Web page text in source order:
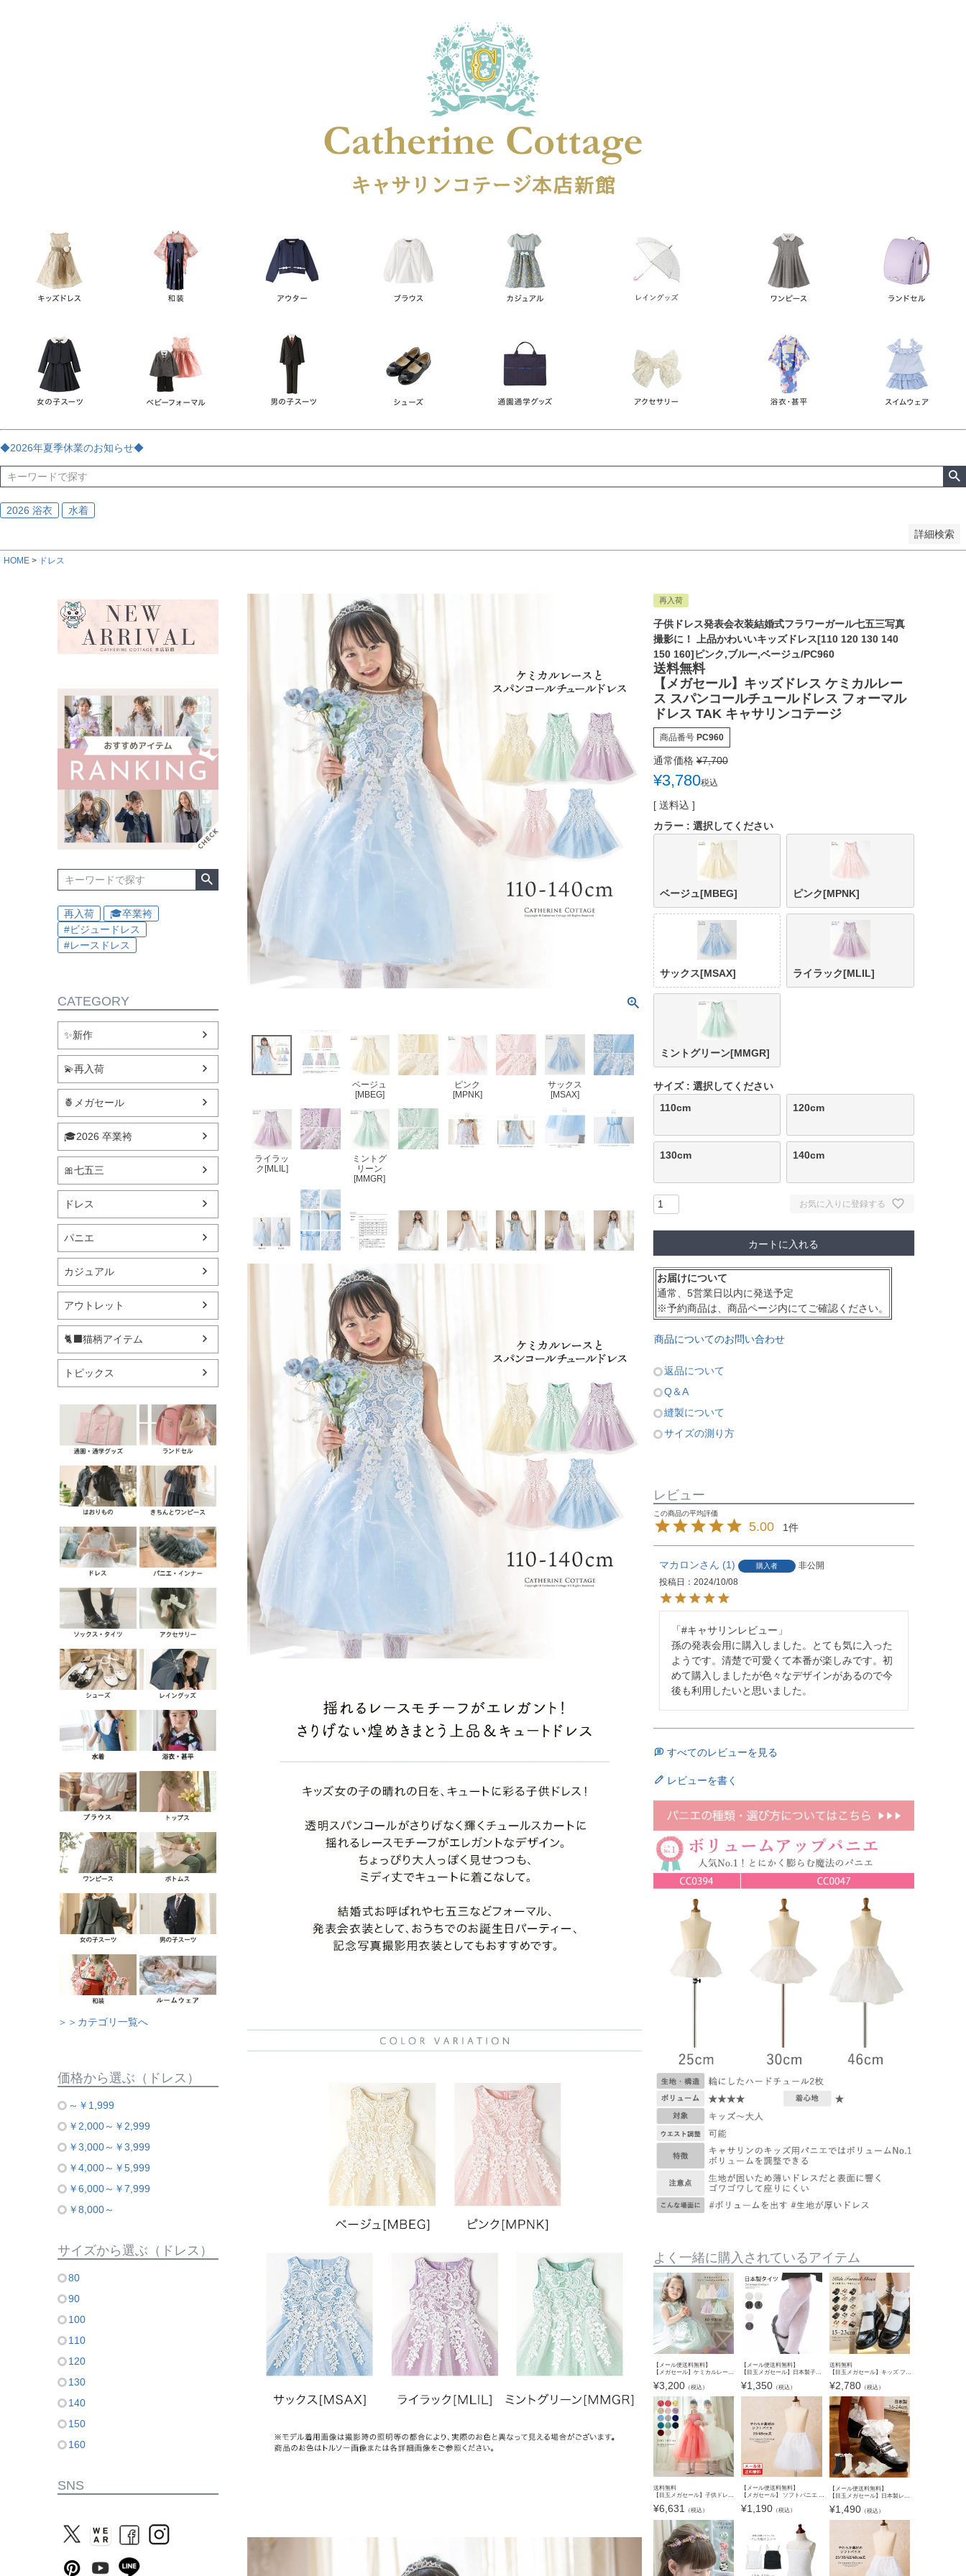
◆2026年夏季休業のお知らせ◆
2026 浴衣 水着
詳細検索
女の子スーツ
男の子スーツ
袖の長さ
ノースリーブ
長袖
サイズ
指定なし
90 95 130 160
165
170
ブラック
ゴールド
在庫なし商品
在庫なし商品を表示しない
商品番号
並び順
新着順
価格が安い順 価格が高い順 優先度順
レビュー順
キーワードヒット順
HOME ドレス
再入荷
🎓卒業袴
#ビジュードレス
#レースドレス
CATEGORY
✨新作
💫再入荷
🍍メガセール
🎓2026 卒業袴
🎀七五三
ドレス
パニエ
カジュアル
アウトレット
🐈‍⬛猫柄アイテム
トピックス
＞＞カテゴリ一覧へ
価格から選ぶ（ドレス）
～￥1,999
￥2,000～￥2,999
￥3,000～￥3,999
￥4,000～￥5,999
￥6,000～￥7,999
￥8,000～
サイズから選ぶ（ドレス）
80
90
100
110
120
130
140
150
160
SNS
ベージュ
[MBEG]
ピンク
[MPNK]
サックス
[MSAX]
ライラッ
ク[MLIL]
ミントグ
リーン
[MMGR]
再入荷
子供ドレス発表会衣装結婚式フラワーガール七五三写真
撮影に！ 上品かわいいキッズドレス[110 120 130 140
150 160]ピンク,ブルー,ベージュ/PC960
送料無料
【メガセール】キッズドレス ケミカルレー
ス スパンコールチュールドレス フォーマル
ドレス TAK キャサリンコテージ
商品番号 PC960
通常価格 ¥7,700
¥3,780税込
送料込
カラー
選択してください
ベージュ[MBEG] ピンク[MPNK]
サックス[MSAX] ライラック[MLIL]
ミントグリーン[MMGR]
サイズ
選択してください
110cm
120cm
130cm 140cm
お気に入りに登録する
カートに入れる
お届けについて
通常、5営業日以内に発送予定
※予約商品は、商品ページ内にてご確認ください。
商品についてのお問い合わせ
返品について
Q＆A
縫製について
サイズの測り方
レビュー
5.00 1
マカロン 1 購入者
非公開
投稿日
2024/10/08
「#キャサリンレビュー」
孫の発表会用に購入しました。とても気に入った
ようです。清楚で可愛くて本番が楽しみです。初
めて購入しましたが色々なデザインがあるので今
後も利用したいと思いました。
すべてのレビューを見る
レビューを書く
よく一緒に購入されているアイテム
【メール便送料無料】
【メガセール】ケミカルレースベビードレス ベビードレス 女の子 ギフト お誕生日 女の子フォーマル チュール 結婚式 YUP12《メール便優先商品》キャサリンコテージ
¥3,200（税込）
【メール便送料無料】
【目玉メガセール】日本製子供用タイツ《メール便優先商品》 YUP6
¥1,350 （税込）
送料無料
【目玉メガセール】キッズ フォーマルシューズ 子供靴 フォーマルシューズ 女の子 ワンストラップ かかとクッション入りで靴擦れしにくい キッズ 入学式 卒業式 TAK ドレスシューズ
¥2,780（税込）
送料無料
【目玉メガセール】子供ドレス ゴージャスなスパンコールレース＆チュールの女の子ドレス 結婚式や発表会に輝く華やかな装いを TAK
¥6,631 （税込）
【メール便送料無料】
【メガセール】 ソフトパニエ 子供ドレス用インナー ペチコート 36cm 48cm丈 キッズ ピアノ発表会 結婚式 フォーマル ドレス用 キャサリンコテージ YUP12≪メール便優先商品≫lp
¥1,190 （税込）
【メール便送料無料】
【目玉メガセール】日本製レースソックス フォーマル フォーマル用ソックス・タイツ YUP12《メール便優先商品》
¥1,490（税込）